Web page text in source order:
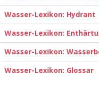
Wasser-Lexikon: Hydrant
Wasser-Lexikon:
Wasser-Lexikon:
Wasser-Lexikon: Glossar